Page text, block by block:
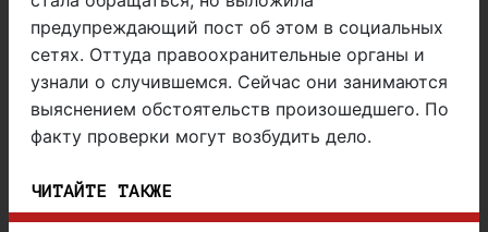
предупреждающий пост об этом в социальных
сетях. Оттуда правоохранительные органы и
узнали о случившемся. Сейчас они занимаются
выяснением обстоятельств произошедшего. По
факту проверки могут возбудить дело.
ЧИТАЙТЕ ТАКЖЕ